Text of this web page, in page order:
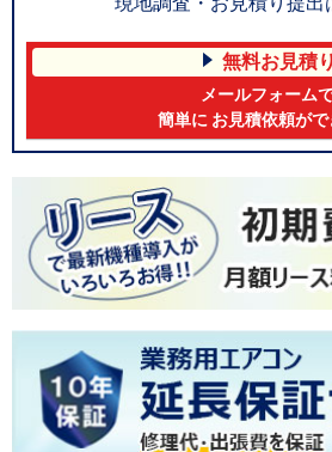
無料お見積り
メールフォーム
簡単に お見積依頼が